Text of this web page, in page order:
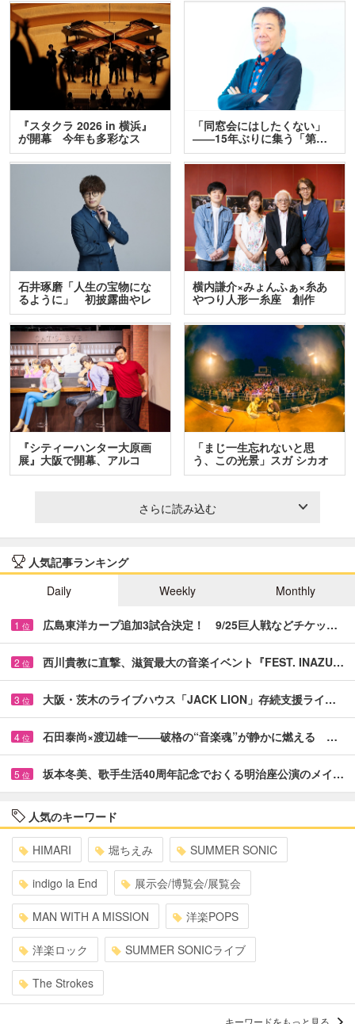
『スタクラ 2026 in 横浜』
が開幕 今年も多彩なス
テ…
「同窓会にはしたくない」
――15年ぶりに集う「第…
石井琢磨「人生の宝物にな
るように」 初披露曲やレ
ア…
横内謙介×みょんふぁ×糸あ
やつり人形一糸座 創作
人…
『シティーハンター大原画
展』大阪で開幕、アルコ
＆…
「まじ一生忘れないと思
う、この光景」スガ シカオ
と…
さらに読み込む
人気記事ランキング
Daily
Weekly Monthly
1 位 広島東洋カープ追加3試合決定！ 9/25巨人戦などチケッ…
2 位 西川貴教に直撃、滋賀最大の音楽イベント『FEST. INAZU…
3 位 大阪・茨木のライブハウス「JACK LION」存続支援ライ…
4 位 石田泰尚×渡辺雄一――破格の“音楽魂”が静かに燃える …
5 位 坂本冬美、歌手生活40周年記念でおくる明治座公演のメイ…
人気のキーワード
HIMARI 堀ちえみ SUMMER SONIC
indigo la End 展示会/博覧会/展覧会
MAN WITH A MISSION 洋楽POPS
洋楽ロック SUMMER SONICライブ
The Strokes
キーワードをもっと見る